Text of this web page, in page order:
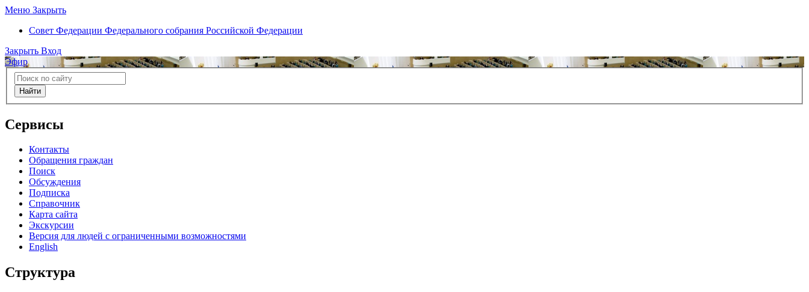
Меню Закрыть
Совет Федерации Федерального собрания Российской Федерации
Закрыть Вход
Эфир
Найти
Сервисы
Контакты
Обращения граждан
Поиск
Обсуждения
Подписка
Справочник
Карта сайта
Экскурсии
Версия для людей с ограниченными возможностями
English
Структура